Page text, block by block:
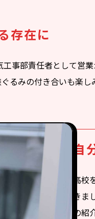
存在に
事部責任者として営
るみの付き合いも楽し
自
高
き
の